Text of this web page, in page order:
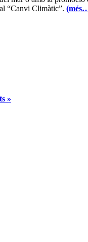
“Canvi Climàtic”.
»